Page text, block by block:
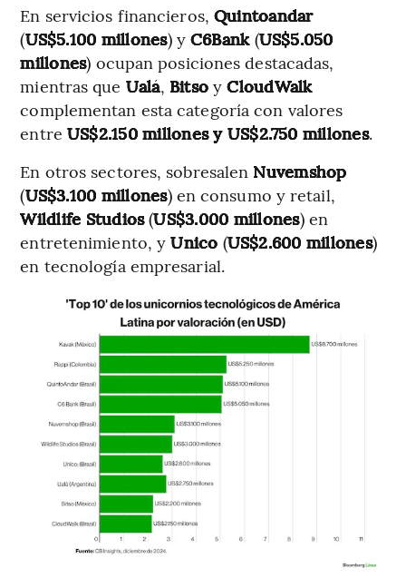
En servicios financieros, Quintoandar
(US$5.100 millones) y C6Bank(US$5.050
millones) ocupan posiciones destacadas,
mientras que Ualá, Bitso yCloudWalk
complementan esta categoría con valores
entre US$2.150 millones y US$2.750 millones.
En otros sectores, sobresalen Nuvemshop
(US$3.100 millones) en consumo y retail,
Wildlife Studios(US$3.000 millones) en
entretenimiento, yUnico (US$2.600 millones)
en tecnología empresarial.